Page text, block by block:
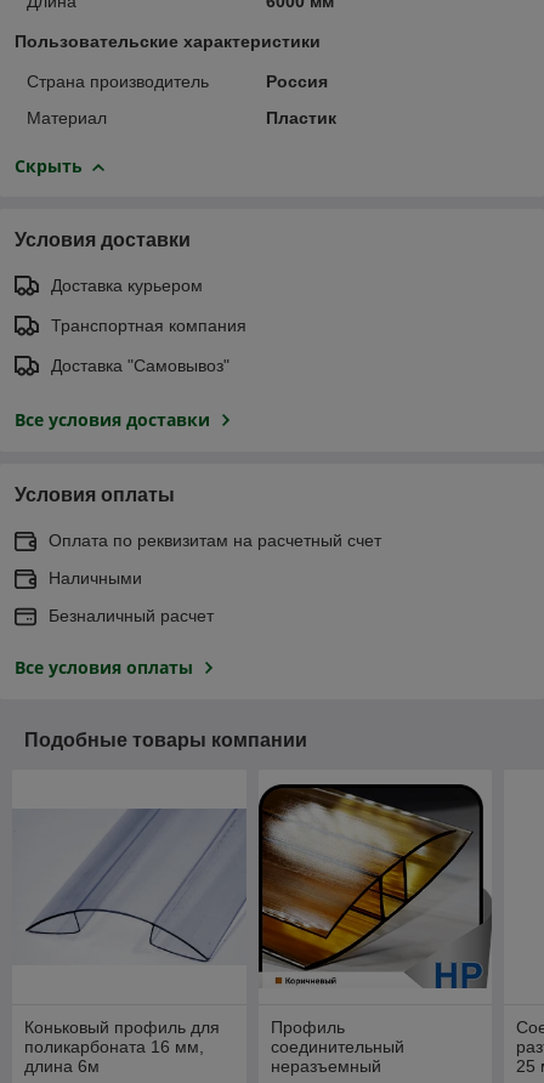
Пользовательские характеристики
Страна производитель
Россия
Материал
Пластик
Скрыть
Условия доставки
Доставка курьером
Транспортная компания
Доставка "Самовывоз"
Все условия доставки
Условия оплаты
Оплата по реквизитам на расчетный счет
Наличными
Безналичный расчет
Все условия оплаты
Подобные товары компании
Коньковый профиль для
поликарбоната 16 мм,
длина 6м
Профиль
соединительный
неразъемный
25